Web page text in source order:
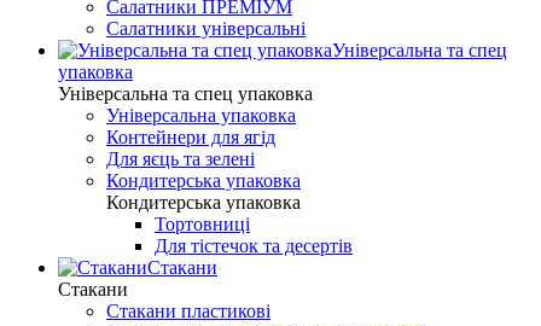
Салатники ПРЕМІУМ
Салатники універсальні
Універсальна та спец
упаковка
Універсальна та спец упаковка
Універсальна упаковка
Контейнери для ягід
Для яєць та зелені
Кондитерська упаковка
Кондитерська упаковка
Тортовниці
Для тістечок та десертів
Стакани
Стакани
Стакани пластикові